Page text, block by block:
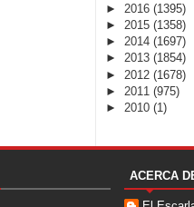
► 2016 (1395)
► 2015 (1358)
► 2014 (1697)
► 2013 (1854)
► 2012 (1678)
► 2011 (975)
► 2010 (1)
ACERCA